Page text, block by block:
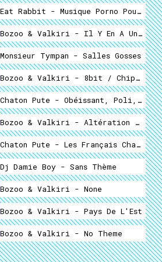
Koons Must Die !!!
Souffle Du Printemps?
Radios D'aujourd'hui Avec Remix
Eat Rabbit - Musique Porno Pour
Bozoo & Valkiri - Il Y En A Un,
Monsieur Tympan - Salles Gosses
Bozoo & Valkiri - 8bit / Chiptune
Chaton Pute - Obéissant, Poli,
Bozoo & Valkiri - Altération
Chaton Pute - Les Français
Dj Damie Boy - Sans Thème
Bozoo & Valkiri - None
Bozoo & Valkiri - Pays De L'Est
Bozoo & Valkiri - No Theme